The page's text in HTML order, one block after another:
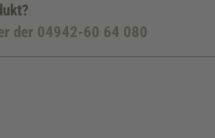
der 04942-60 64 080